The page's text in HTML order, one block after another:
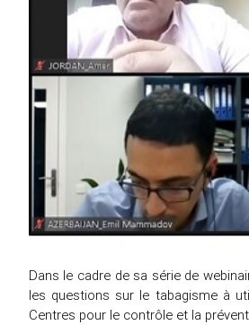
Dans le cadre de sa série de
les questions sur le tabagisme à
Centres pour le contrôle et la